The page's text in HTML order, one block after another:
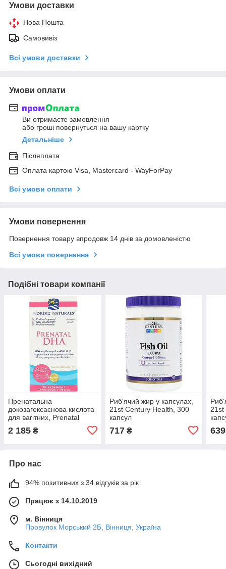
Умови доставки
Нова Пошта
Самовивіз
Всі умови доставки
Умови оплати
Ви отримаєте замовлення
або гроші повернуться на вашу картку
Детальніше
Післяплата
Оплата картою Visa, Mastercard - WayForPay
Всі умови оплати
Умови повернення
Повернення товару впродовж 14 днів за домовленістю
Всі умови повернення
Подібні товари компанії
Пренатальна
докозагексаєнова кислота
для вагітних, Prenatal
DHA, Nordic Natural, 500
мг, 180 капсул
2 185 ₴
Риб'ячий жир у капсулах,
21st Century Health, 300
капсул
717₴
21st
639
Про нас
94% позитивних з 34 відгуків за рік
Працює з 14.10.2019
м. Вінниця
Провулок Морський 2Б, Вінниця, Україна
Контакти
Сьогодні вихідний